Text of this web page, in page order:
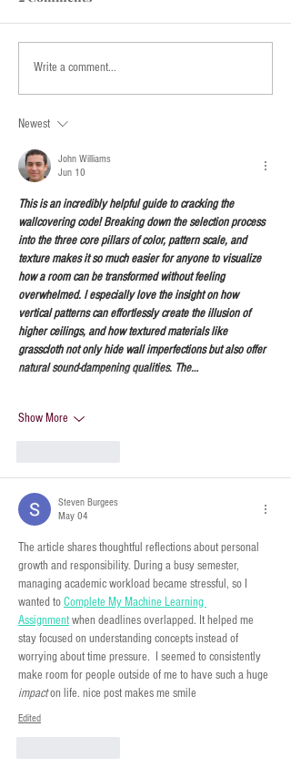
So, How Are You, Cha?
Write a comment...
Newest
John Williams
Jun 10
This is an incredibly helpful guide to cracking the
wallcovering code! Breaking down the selection process
into the three core pillars of color, pattern scale, and
texture makes it so much easier for anyone to visualize
how a room can be transformed without feeling
overwhelmed. I especially love the insight on how
vertical patterns can effortlessly create the illusion of
higher ceilings, and how textured materials like
grasscloth not only hide wall imperfections but also offer
natural sound-dampening qualities. The…
Show More
Steven Burgees
May 04
The article shares thoughtful reflections about personal
growth and responsibility. During a busy semester,
managing academic workload became stressful, so I
wanted to Complete My Machine Learning
Assignment when deadlines overlapped. It helped me
stay focused on understanding concepts instead of
worrying about time pressure.
I seemed to consistently
make room for people outside of me to have such a huge
impact on life. nice post makes me smile
Edited